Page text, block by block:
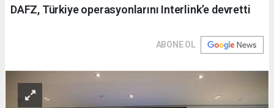
DAFZ, Türkiye operasyonlarını Interlink’e devretti
ABONE OL